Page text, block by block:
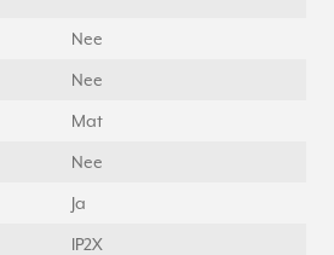
Nee
Nee
Mat
Nee
Ja
IP2X